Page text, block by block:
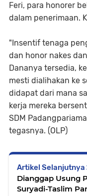
Feri, para honorer
dalam penerimaan.
"Insentif tenaga
dan honor nakes
Dananya tersedia,
mesti dialihakan ke
didapat dari mana
kerja mereka
SDM
tegasnya. (OLP)
Artikel Selanjutnya
Dianggap Usung
Suryadi-Taslim